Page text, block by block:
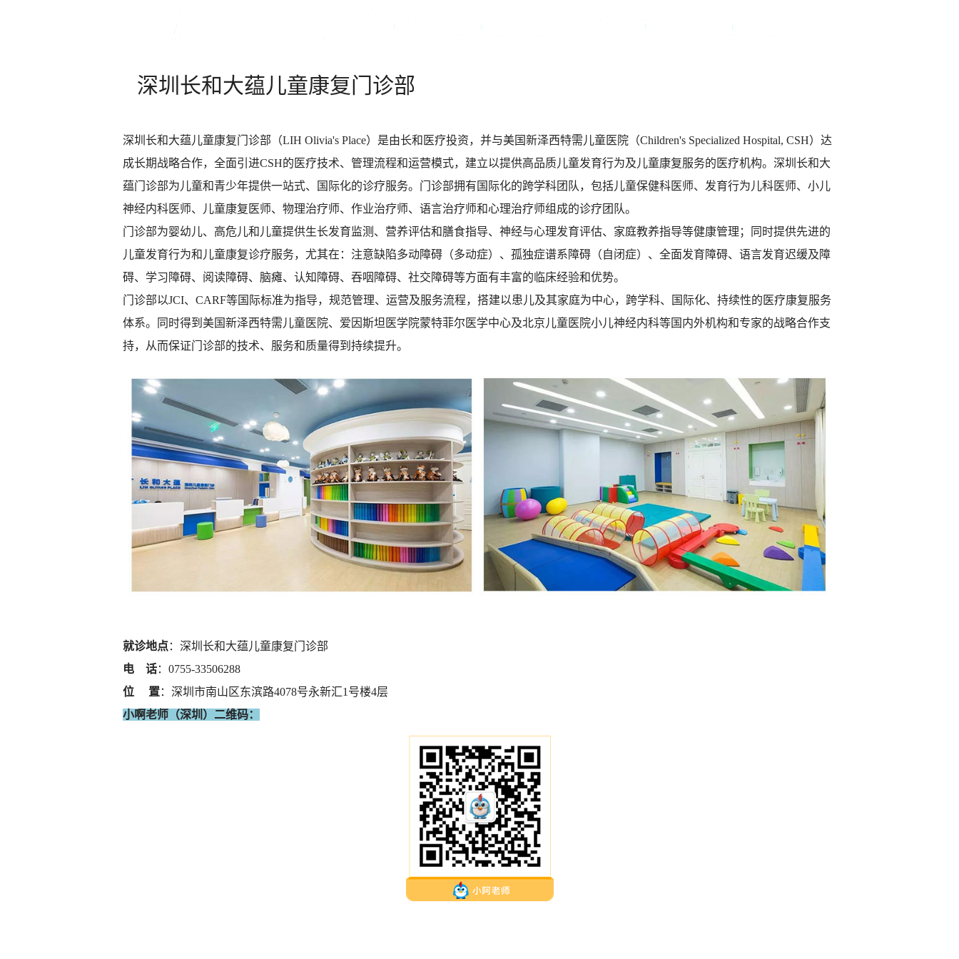
深圳长和大蕴儿童康复门诊部
深圳长和大蕴儿童康复门诊部（LIH Olivia's Place）是由长和医疗投资，并与美国新泽西特需儿童医院（Children's Specialized Hospital, CSH）达
成长期战略合作，全面引进CSH的医疗技术、管理流程和运营模式，建立以提供高品质儿童发育行为及儿童康复服务的医疗机构。深圳长和大
蕴门诊部为儿童和青少年提供一站式、国际化的诊疗服务。门诊部拥有国际化的跨学科团队，包括儿童保健科医师、发育行为儿科医师、小儿
神经内科医师、儿童康复医师、物理治疗师、作业治疗师、语言治疗师和心理治疗师组成的诊疗团队。
门诊部为婴幼儿、高危儿和儿童提供生长发育监测、营养评估和膳食指导、神经与心理发育评估、家庭教养指导等健康管理；同时提供先进的
儿童发育行为和儿童康复诊疗服务，尤其在：注意缺陷多动障碍（多动症）、孤独症谱系障碍（自闭症）、全面发育障碍、语言发育迟缓及障
碍、学习障碍、阅读障碍、脑瘫、认知障碍、吞咽障碍、社交障碍等方面有丰富的临床经验和优势。
门诊部以JCI、CARF等国际标准为指导，规范管理、运营及服务流程，搭建以患儿及其家庭为中心，跨学科、国际化、持续性的医疗康复服务
体系。同时得到美国新泽西特需儿童医院、爱因斯坦医学院蒙特菲尔医学中心及北京儿童医院小儿神经内科等国内外机构和专家的战略合作支
持，从而保证门诊部的技术、服务和质量得到持续提升。
就诊地点：深圳长和大蕴儿童康复门诊部
电 话：0755-33506288
位 置：深圳市南山区东滨路4078号永新汇1号楼4层
小啊老师（深圳）二维码：